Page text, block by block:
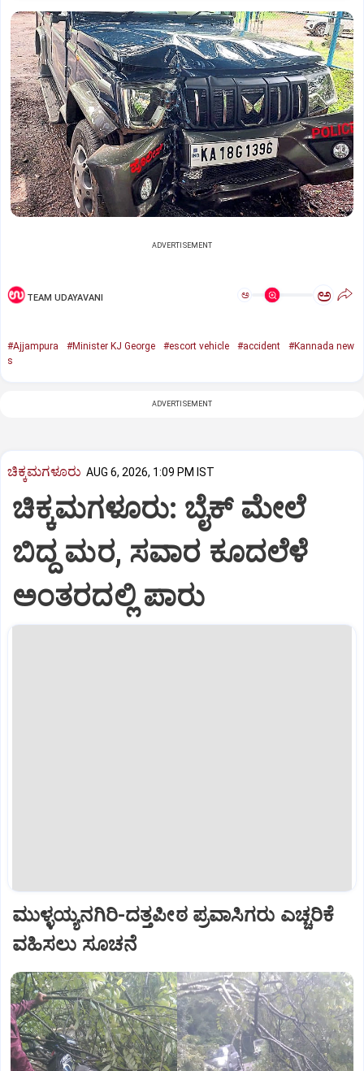
ADVERTISEMENT
TEAM UDAYAVANI ಅ ಅ
#Ajjampura #Minister KJ George #escort vehicle #accident
#Kannada new
s
ADVERTISEMENT
ಚಿಕ್ಕಮಗಳೂರು AUG 6, 2026, 1:09 PM IST
ಚಿಕ್ಕಮಗಳೂರು: ಬೈಕ್ ಮೇಲೆ
ಬಿದ್ದ ಮರ, ಸವಾರ ಕೂದಲೆಳೆ
ಅಂತರದಲ್ಲಿ ಪಾರು
ಮುಳ್ಳಯ್ಯನಗಿರಿ-ದತ್ತಪೀಠ ಪ್ರವಾಸಿಗರು ಎಚ್ಚರಿಕೆ
ವಹಿಸಲು ಸೂಚನೆ